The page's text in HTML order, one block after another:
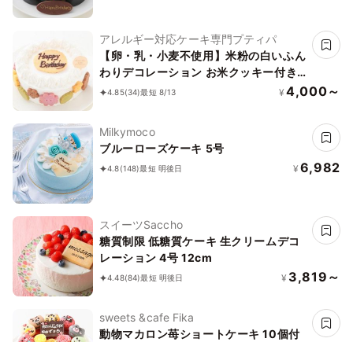
アレルギー対応ケーキ専門プティパ
【卵・乳・小麦不使用】米粉の白いふん
わりデコレーション お米クッキー付き
5号 15cm
4.85(34)最短 8/13 ¥ 4,000～
Milkymoco
ブルーローズケーキ 5号
4.8(148)最短 明後日 ¥ 6,982
スイーツSaccho
糖質制限 低糖質ケーキ 生クリームデコ
レーション 4号 12cm
4.48(84)最短 明後日 ¥ 3,819～
sweets &cafe Fika
動物マカロン苺ショートケーキ 10個付